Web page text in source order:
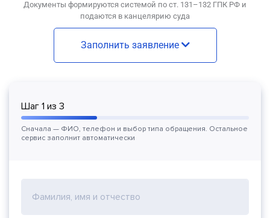
Документы формируются системой по ст. 131–132 ГПК РФ и
подаются в канцелярию суда
Заполнить заявление
Шаг 1 из 3
Сначала — ФИО, телефон и выбор типа обращения. Остальное
сервис заполнит автоматически
Фамилия, имя и отчество